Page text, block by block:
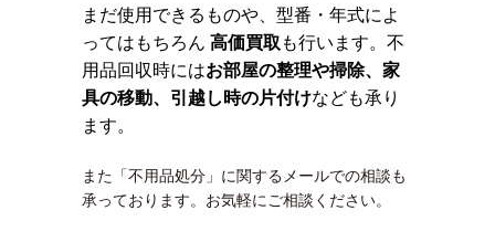
まだ使用できるものや、型番・年式によ
ってはもちろん 高価買取 も行います。不
用品回収時にはお部屋の整理や掃除、家
具の移動、引越し時の片付けなども承り
ます。
また「不用品処分」に関するメールでの相談も
承っております。お気軽にご相談ください。